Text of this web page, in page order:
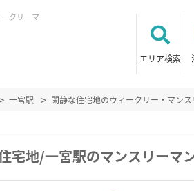
クリーマ
エリア検索
一宮駅 閑静な住宅地のウィークリー・マン
宅地/一宮駅のマンスリーマ